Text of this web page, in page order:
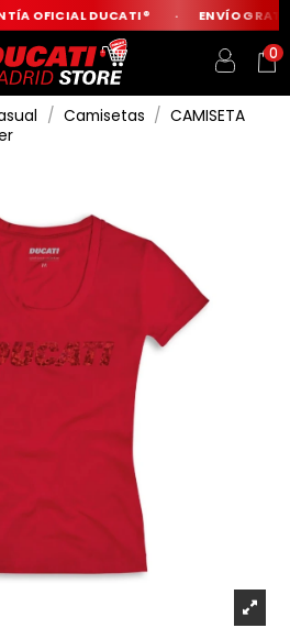
OFICIAL DUCATI® ENVÍO
0
Camisetas
CAMISETA